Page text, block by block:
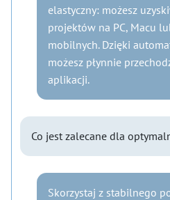
elastyczny: możesz
projektów na PC, Macu
mobilnych. Dzięki
możesz płynnie
aplikacji.
Co jest zalecane dla
Skorzystaj z stabilnego